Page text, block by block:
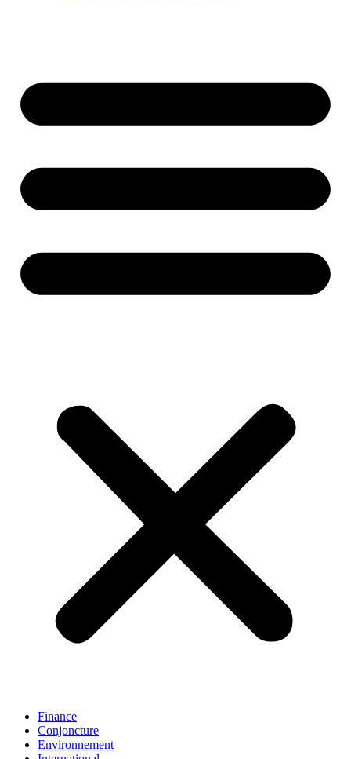
Finance
Conjoncture
Environnement